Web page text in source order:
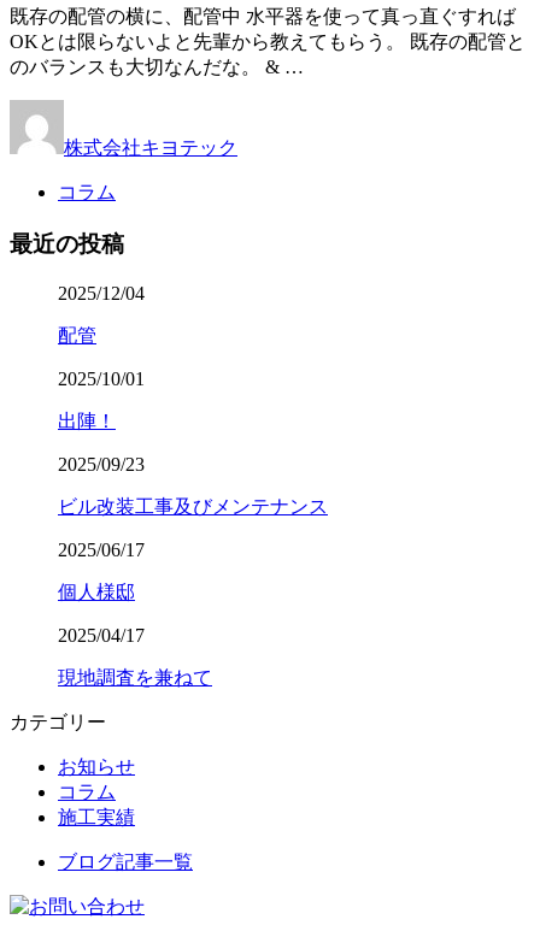
既存の配管の横に、配管中 水平器を使って真っ直ぐすれば
OKとは限らないよと先輩から教えてもらう。 既存の配管と
のバランスも大切なんだな。 & …
株式会社キヨテック
コラム
最近の投稿
2025/12/04
配管
2025/10/01
出陣！
2025/09/23
ビル改装工事及びメンテナンス
2025/06/17
個人様邸
2025/04/17
現地調査を兼ねて
カテゴリー
お知らせ
コラム
施工実績
ブログ記事一覧